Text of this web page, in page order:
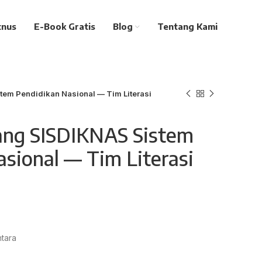
E-Book Gratis Blog Tentang Kami
Pendidikan Nasional — Tim Literasi
SISDIKNAS Sistem
— Tim Literasi